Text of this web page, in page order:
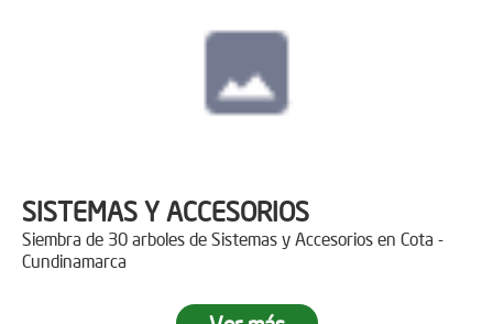
SISTEMAS Y ACCESORIOS
Siembra de 30 arboles de Sistemas y Accesorios en Cota -
Cundinamarca